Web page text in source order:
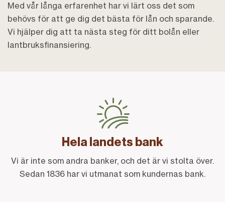
Med vår långa erfarenhet har vi lärt oss det som
behövs för att ge dig det bästa för lån och sparande.
Vi hjälper dig att ta nästa steg för ditt bolån eller
lantbruksfinansiering.
Hela landets bank
Vi är inte som andra banker, och det är vi stolta över.
Sedan 1836 har vi utmanat som kundernas bank.